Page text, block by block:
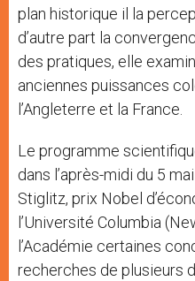
plan historique il la
d’autre part la
des pratiques, elle
anciennes puissances
l’Angleterre et la France.
Le programme
dans l’après-midi du 5
Stiglitz, prix Nobel
l’Université Columbia
l’Académie certaines
recherches de plusieurs